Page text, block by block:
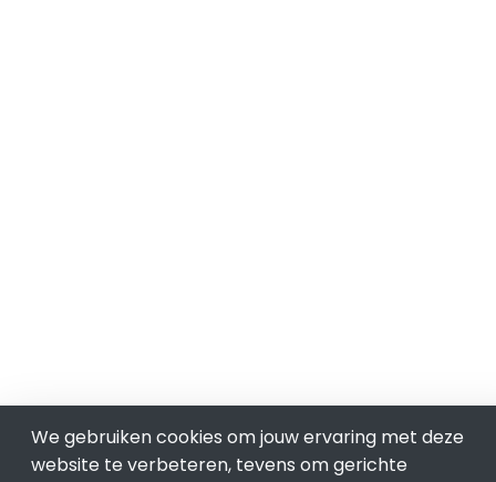
We gebruiken cookies om jouw ervaring met deze
website te verbeteren, tevens om gerichte